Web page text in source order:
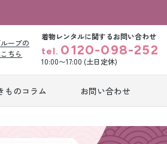
ープの
ちら
着物レンタルに関するお問い合わせ
tel. 0120-098-252
10:00〜17:00 (土日定休)
ものコラム お問い合わせ